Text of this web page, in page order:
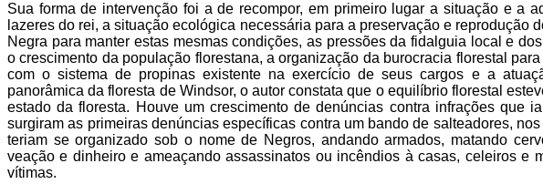
Sua forma de intervenção foi a de recompor, em primeiro lugar a situação e a
lazeres do rei, a situação ecológica necessária para a preservação e reprodução
Negra para manter estas mesmas condições, as pressões da fidalguia local e
o crescimento da população florestana, a organização da burocracia florestal
com o sistema de propinas existente na exercício de seus cargos e a
panorâmica da floresta de Windsor, o autor constata que o equilíbrio florestal
estado da floresta. Houve um crescimento de denúncias contra infrações que
surgiram as primeiras denúncias específicas contra um bando de salteadores,
teriam se organizado sob o nome de Negros, andando armados, matando
veação e dinheiro e ameaçando assassinatos ou incêndios à casas, celeiros e
vítimas.